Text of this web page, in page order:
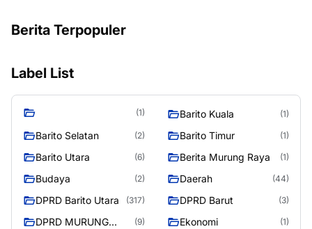
Berita Terpopuler
Label List
(1) Barito Kuala (1)
Barito Selatan (2) Barito Timur (1)
Barito Utara (6) Berita Murung Raya (1)
Budaya (2) Daerah (44)
DPRD Barito Utara (317) DPRD Barut (3)
DPRD MURUNG
(9) Ekonomi (1)